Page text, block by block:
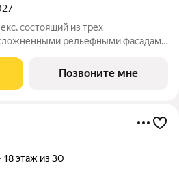
состоящий из трех
рельефными фасадами
дизайнерское лобби с
ожидания.
Позвоните мне
18 этаж из 30